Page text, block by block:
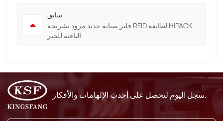
سابق
فلتر صيانة جديد مزود بشريحة RFID لطابعة HIPACK
النافثة للحبر
سجل اليوم لتحصل على أحدث الإلهامات والأفكار.